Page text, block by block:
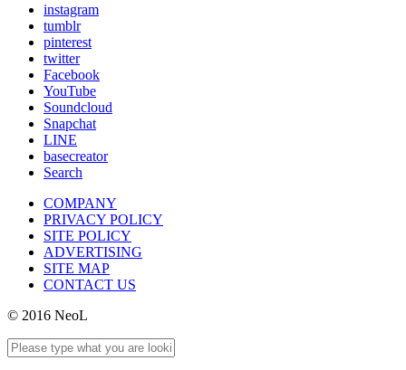
instagram
tumblr
pinterest
twitter
Facebook
YouTube
Soundcloud
Snapchat
LINE
basecreator
Search
COMPANY
PRIVACY POLICY
SITE POLICY
ADVERTISING
SITE MAP
CONTACT US
© 2016 NeoL